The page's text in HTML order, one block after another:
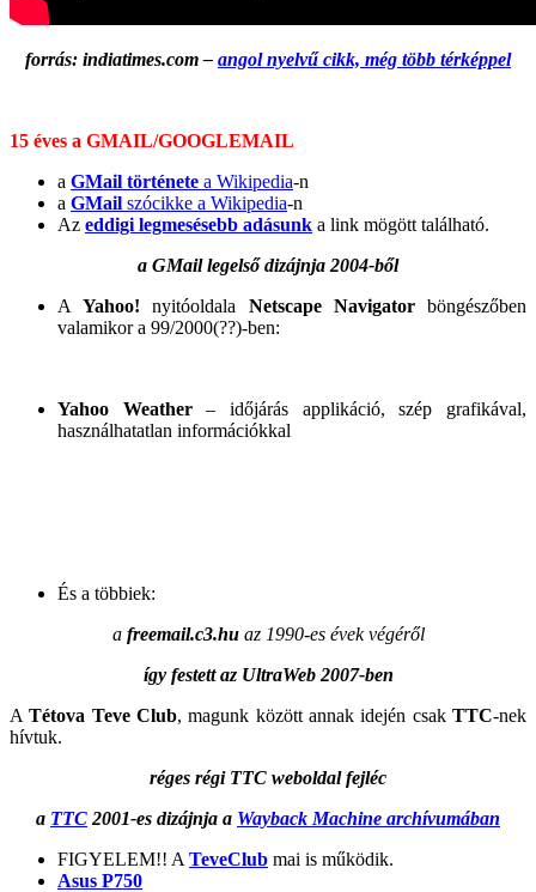
forrás: indiatimes.com – angol nyelvű cikk, még több térképpel
15 éves a GMAIL/GOOGLEMAIL
a GMail története a Wikipedia-n
a GMail szócikke a Wikipedia-n
Az eddigi legmesésebb adásunk a link mögött található.
a GMail legelső dizájnja 2004-ből
AYahoo! nyitóoldala Netscape Navigatorböngészőben
valamikor a 99/2000(??)-ben:
Yahoo Weather– időjárás applikáció, szép grafikával,
használhatatlan információkkal
És a többiek:
a freemail.c3.huaz 1990-es évek végéről
így festett az UltraWeb 2007-ben
ATétova Teve Club, magunk között annak idején csakTTC-nek
hívtuk.
réges régi TTC weboldal fejléc
a TTC 2001-es dizájnja a Wayback Machine archívumában
FIGYELEM!! A TeveClub mai is működik.
Asus P750